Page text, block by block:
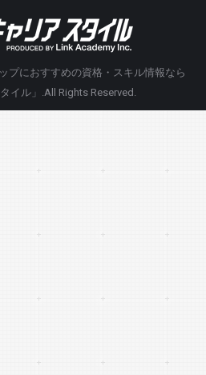
プにおすすめの資格・スキル情報なら
イル」
.All Rights Reserved.